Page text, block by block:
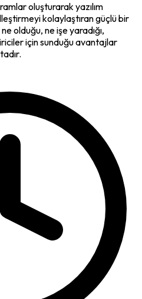
oluşturarak yazılım
kolaylaştıran güçlü bir
olduğu, ne işe yaradığı,
için sunduğu avantajlar